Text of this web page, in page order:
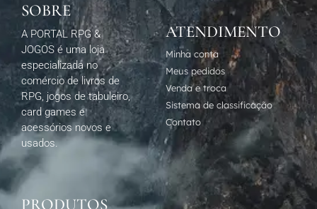
SOBRE
A PORTAL RPG &
JOGOS é uma loja
especializada no
comércio de livros de
RPG, jogos de tabuleiro,
card games e
acessórios novos e
usados.
ATENDIMENTO
Minha conta
Meus pedidos
Venda e troca
Sistema de classificação
Contato
PRODUTOS